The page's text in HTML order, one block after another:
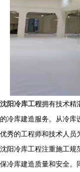
沈阳冷库工程拥有技术精
的冷库建造服务。从冷库
优秀的工程师和技术人员
沈阳冷库工程注重施工规
保冷库建造质量和安全。